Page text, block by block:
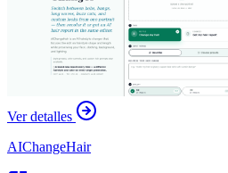
Ver detalles
AIChangeHair